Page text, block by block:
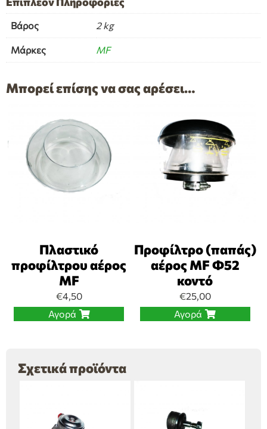
Βάρος 2 kg
Μάρκες MF
Μπορεί επίσης να σας αρέσει…
Πλαστικό
προφίλτρου αέρος
MF
€4,50
Αγορά
Προφίλτρο (παπάς)
αέρος MF Φ52
κοντό
€25,00
Αγορά
Σχετικά προϊόντα